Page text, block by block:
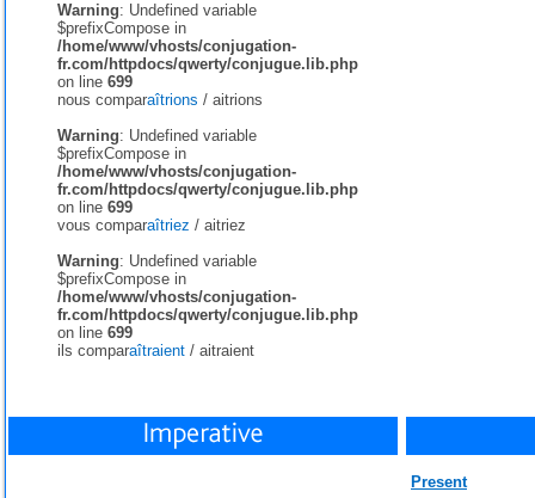
Warning: Undefined variable
$prefixCompose in
/home/www/vhosts/conjugation-
fr.com/httpdocs/qwerty/conjugue.lib.php
on line 699
nous comparaîtrions / aitrions
Warning: Undefined variable
$prefixCompose in
/home/www/vhosts/conjugation-
fr.com/httpdocs/qwerty/conjugue.lib.php
on line 699
vous comparaîtriez / aitriez
Warning: Undefined variable
$prefixCompose in
/home/www/vhosts/conjugation-
fr.com/httpdocs/qwerty/conjugue.lib.php
on line 699
ils comparaîtraient/ aitraient
Present